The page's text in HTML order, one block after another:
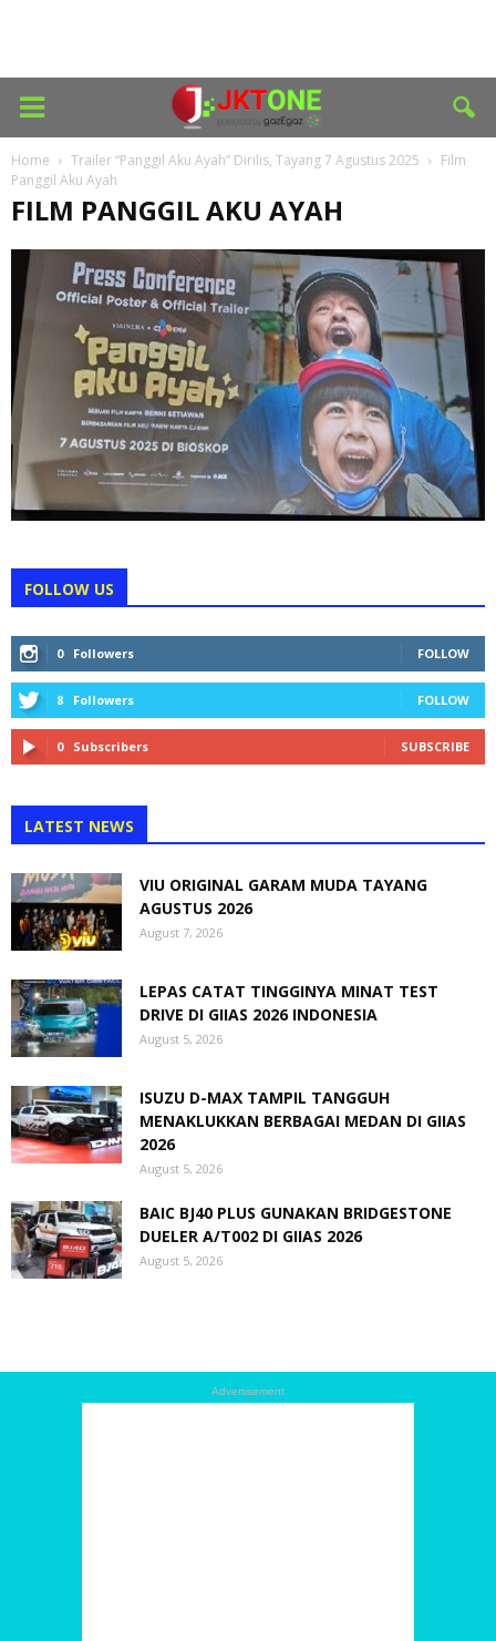
Home Trailer “Panggil Aku Ayah” Dirilis, Tayang 7 Agustus 2025
Film
Panggil Aku Ayah
FILM PANGGIL AKU AYAH
FOLLOW US
0 Followers FOLLOW
8 Followers FOLLOW
0 Subscribers SUBSCRIBE
LATEST NEWS
VIU ORIGINAL GARAM MUDA TAYANG
AGUSTUS 2026
August 7, 2026
LEPAS CATAT TINGGINYA MINAT TEST
DRIVE DI GIIAS 2026 INDONESIA
August 5, 2026
ISUZU D-MAX TAMPIL TANGGUH
MENAKLUKKAN BERBAGAI MEDAN DI GIIAS
2026
August 5, 2026
BAIC BJ40 PLUS GUNAKAN BRIDGESTONE
DUELER A/T002 DI GIIAS 2026
August 5, 2026
Advertisement